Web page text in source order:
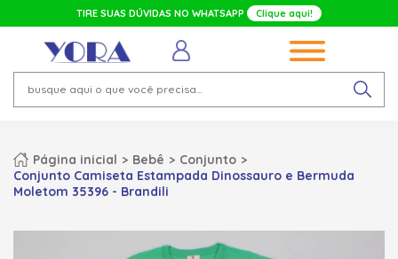
TIRE SUAS DÚVIDAS NO WHATSAPP Clique aqui!
Página inicial Bebê
Conjunto
Conjunto Camiseta Estampada Dinossauro e Bermuda
Moletom 35396 - Brandili